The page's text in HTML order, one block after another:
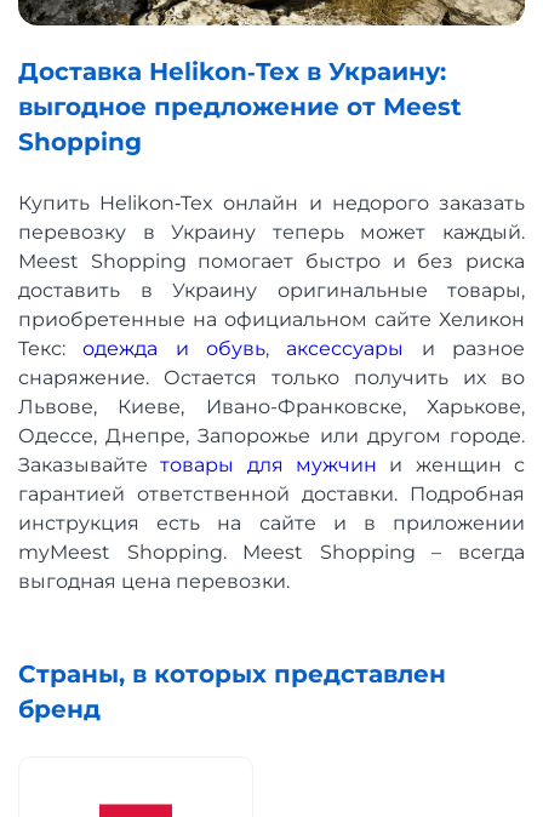
Доставка Helikon‑Tex в Украину:
выгодное предложение от Meest
Shopping
Купить Helikon‑Tex онлайн и недорого заказать
перевозку в Украину теперь может каждый.
Meest Shopping помогает быстро и без риска
доставить в Украину оригинальные товары,
приобретенные на официальном сайте Хеликон
Текс:одежда и обувь,аксессуары
и разное
снаряжение. Остается только получить их во
Львове, Киеве, Ивано-Франковске, Харькове,
Одессе, Днепре, Запорожье или другом городе.
Заказывайтетовары для мужчин и женщин с
гарантией ответственной доставки. Подробная
инструкция есть на сайте и в приложении
myMeest Shopping. Meest Shopping – всегда
выгодная цена перевозки.
Страны, в которых представлен
бренд